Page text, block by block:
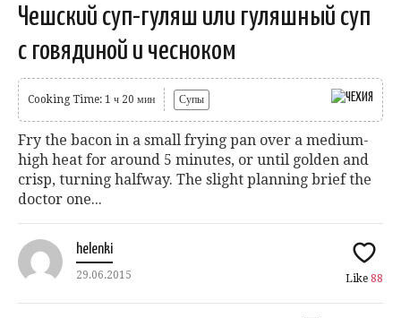
Чешский суп-гуляш или гуляшный суп
с говядиной и чесноком
Cooking Time: 1 ч 20 мин Супы
Fry the bacon in a small frying pan over a medium-
high heat for around 5 minutes, or until golden and
crisp, turning halfway. The slight planning brief the
doctor one...
helenki
29.06.2015 Like 88